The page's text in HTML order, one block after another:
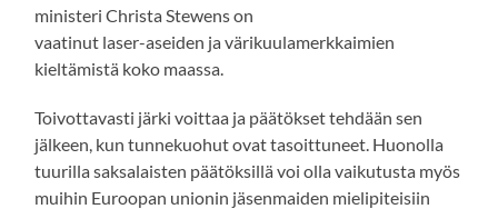
ministeri Christa Stewens on
vaatinut laser-aseiden ja värikuulamerkkaimien
kieltämistä koko maassa.
Toivottavasti järki voittaa ja päätökset tehdään sen
jälkeen, kun tunnekuohut ovat tasoittuneet. Huonolla
tuurilla saksalaisten päätöksillä voi olla vaikutusta myös
muihin Euroopan unionin jäsenmaiden mielipiteisiin